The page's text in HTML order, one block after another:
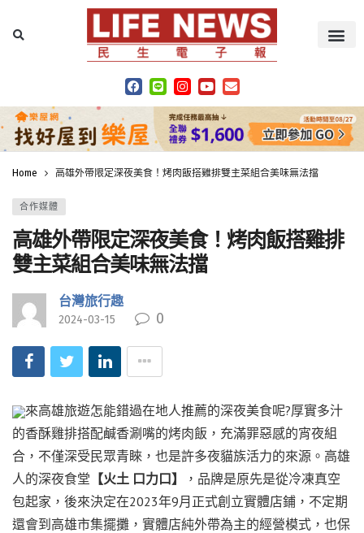
Home 高雄外帶限定深夜美食！烤肉飯搭雞排雙主菜組合美味無法擋
合作媒體
高雄外帶限定深夜美食！烤肉飯搭雞排
雙主菜組合美味無法擋
台灣旅行趣
2024-03-15 0
來高雄旅遊怎能錯過在地人推薦的深夜美食呢?厚實多汁
的香酥雞排搭配鹹香涮嘴的烤肉飯，充滿罪惡感的宵夜組
合，不僅深受民眾青睞，也是許多夜貓族活力的來源。高雄
人的深夜食堂 【火土 口力口】
，品牌是原先是從冷凍真空
包起家，後來決定在2023年9月正式創立實體店鋪，不定期
還會到高雄市集擺攤，實體店純外帶為主的經營模式，也保